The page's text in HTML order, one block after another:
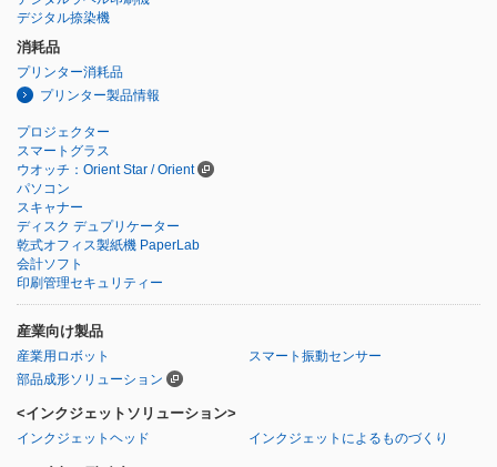
デジタル捺染機
消耗品
プリンター消耗品
プリンター製品情報
プロジェクター
スマートグラス
ウオッチ：Orient Star / Orient
パソコン
スキャナー
ディスク デュプリケーター
乾式オフィス製紙機 PaperLab
会計ソフト
印刷管理セキュリティー
産業向け製品
産業用ロボット
スマート振動センサー
部品成形ソリューション
<インクジェットソリューション>
インクジェットヘッド インクジェットによるものづくり